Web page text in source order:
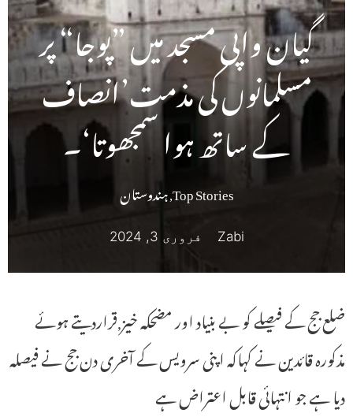
گیان واپی مسجد میں ”پوجا“ پر
مسلمانوں کی مذمت’انصاف
کے ساتھ ہوا سمجھوتا‘۔
Top Stories
,ہندوستان
Zabi فروری 3, 2024
ضلع جج کے فیصلے کو بے بنیاد اور مضحکہ خیز,قراردیتے ہوئے
مذکورہ قائدین نے کہاکہ اپنی سرویس کے آخری دن جج نے فیصلہ
دیا ہے جو انتہائی قابل اعتراض ہے